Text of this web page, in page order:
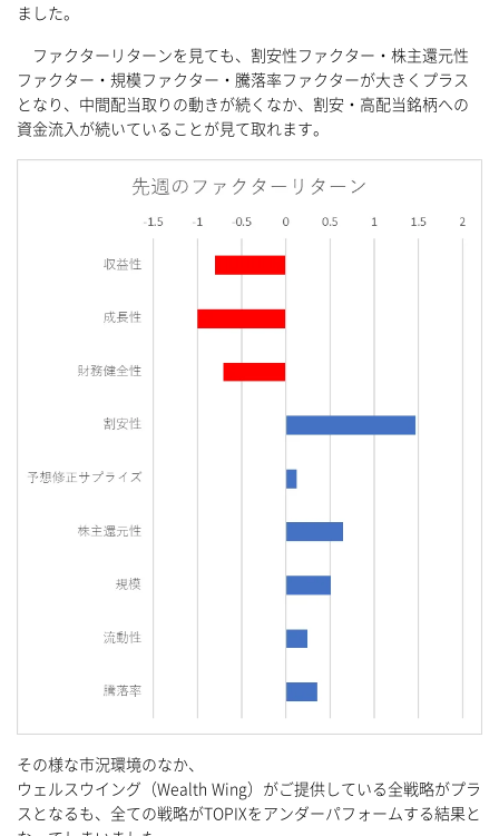
ました。
ファクターリターンを見ても、割安性ファクター・株主還元性
ファクター・規模ファクター・騰落率ファクターが大きくプラス
となり、中間配当取りの動きが続くなか、割安・高配当銘柄への
資金流入が続いていることが見て取れます。
その様な市況環境のなか、
ウェルスウイング（Wealth Wing）がご提供している全戦略がプラ
スとなるも、全ての戦略がTOPIXをアンダーパフォームする結果と